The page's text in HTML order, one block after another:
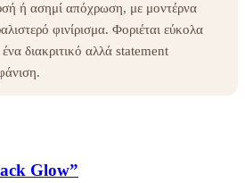
ή ασημί απόχρωση, με μοντέρνα
φινίρισμα. Φοριέται εύκολα
ένα διακριτικό αλλά statement
Glow”